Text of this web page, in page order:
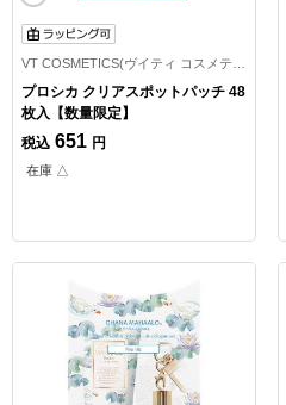
プロシカ クリアスポットパッチ 48
枚入【数量限定】
税込 651 円
在庫 △